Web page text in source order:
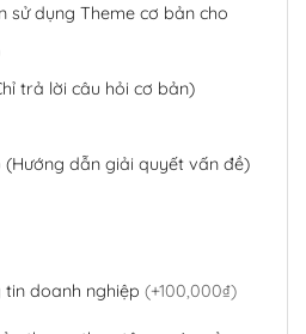
sử dụng Theme cơ bản cho
trả lời câu hỏi cơ bản)
dẫn giải quyết vấn đề)
doanh nghiệp (+100,000₫)